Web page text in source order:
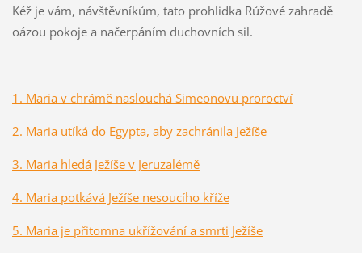
Kéž je vám, návštěvníkům, tato prohlidka Růžové zahradě
oázou pokoje a načerpáním duchovních sil.
1. Maria v chrámě naslouchá Simeonovu proroctví
2. Maria utíká do Egypta, aby zachránila Ježíše
3. Maria hledá Ježíše v Jeruzalémě
4. Maria potkává Ježíše nesoucího kříže
5. Maria je přitomna ukřížování a smrti Ježíše